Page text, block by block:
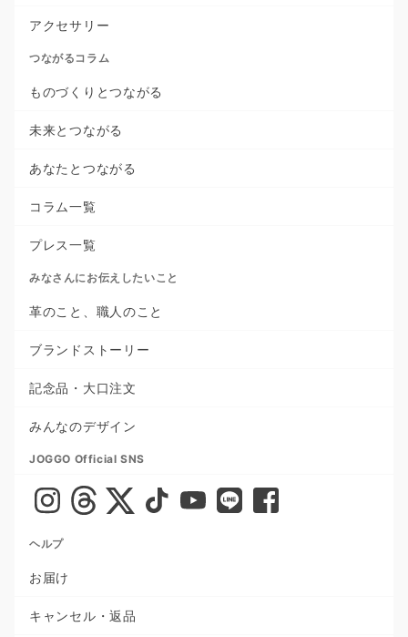
アクセサリー
つながるコラム
ものづくりとつながる
未来とつながる
あなたとつながる
コラム一覧
プレス一覧
みなさんにお伝えしたいこと
革のこと、職人のこと
ブランドストーリー
記念品・大口注文
みんなのデザイン
JOGGO Official SNS
ヘルプ
お届け
キャンセル・返品